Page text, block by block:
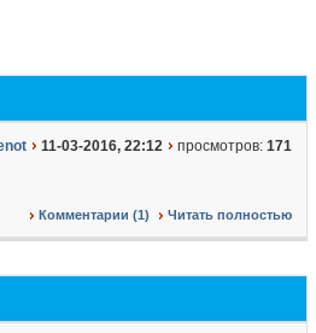
11-03-2016, 22:12 просмотров: 171
Комментарии (1) Читать полностью